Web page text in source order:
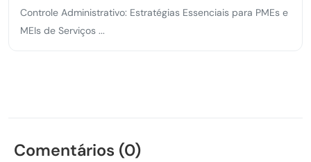
Controle Administrativo: Estratégias Essenciais para PMEs e
MEIs de Serviços ...
Comentários (0)